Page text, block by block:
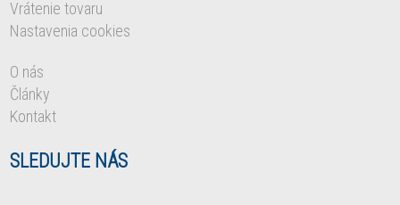
Vrátenie tovaru
Nastavenia cookies
O nás
Články
Kontakt
SLEDUJTE NÁS